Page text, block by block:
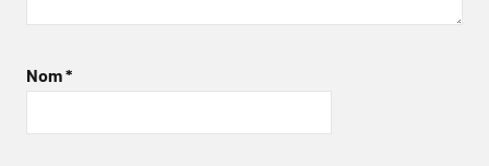
Nom*